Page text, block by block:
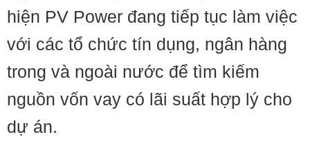
hiện PV Power đang tiếp tục làm việc
với các tổ chức tín dụng, ngân hàng
trong và ngoài nước để tìm kiếm
nguồn vốn vay có lãi suất hợp lý cho
dự án.